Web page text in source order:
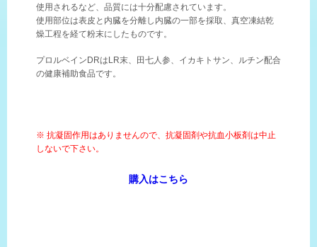
使用されるなど、品質には十分配慮されています。
使用部位は表皮と内臓を分離し内臓の一部を採取、真空凍結乾
燥工程を経て粉末にしたものです。
プロルベインDRはLR末、田七人参、イカキトサン、ルチン配合
の健康補助食品です。
※ 抗凝固作用はありませんので、抗凝固剤や抗血小板剤は中止
しないで下さい。
購入はこちら